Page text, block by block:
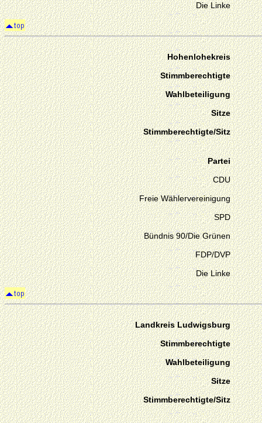
Die Linke
Hohenlohekreis
Stimmberechtigte
Wahlbeteiligung
Sitze
Stimmberechtigte/Sitz
Partei
CDU
Freie Wählervereinigung
SPD
Bündnis 90/Die Grünen
FDP/DVP
Die Linke
Landkreis Ludwigsburg
Stimmberechtigte
Wahlbeteiligung
Sitze
Stimmberechtigte/Sitz